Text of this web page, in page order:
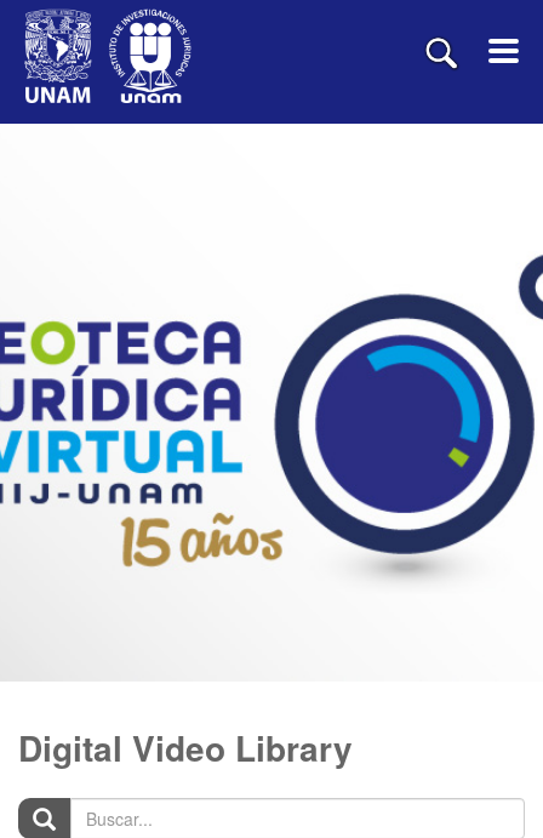
Digital Video Library
Buscar...